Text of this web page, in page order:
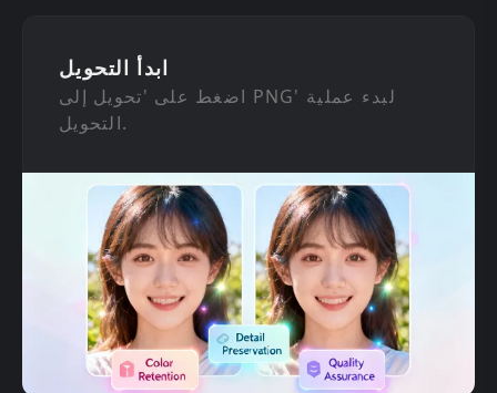
ابدأ التحويل
اضغط على 'تحويل إلى PNG' لبدء عملية
التحويل.